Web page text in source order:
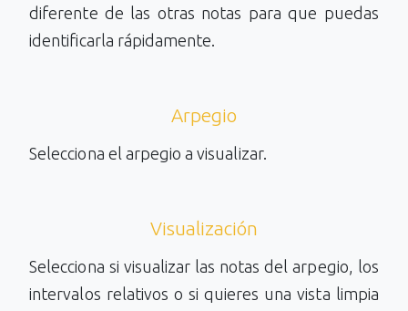
diferente de las otras notas para que puedas
identificarla rápidamente.
Arpegio
Selecciona el arpegio a visualizar.
Visualización
Selecciona si visualizar las notas del arpegio, los
intervalos relativos o si quieres una vista limpia